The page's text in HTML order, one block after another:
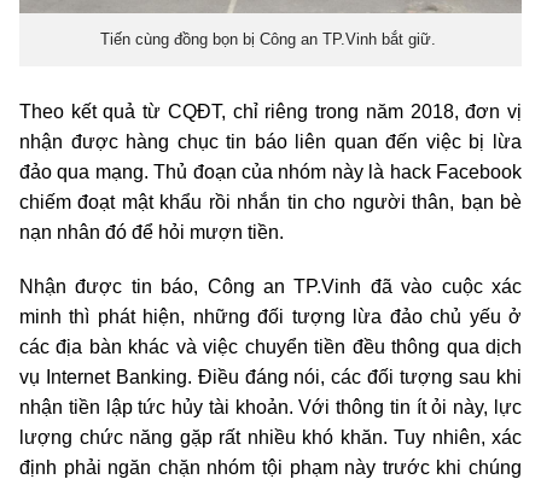
Tiến cùng đồng bọn bị Công an TP.Vinh bắt giữ.
Theo kết quả từ CQĐT, chỉ riêng trong năm 2018, đơn vị
nhận được hàng chục tin báo liên quan đến việc bị lừa
đảo qua mạng. Thủ đoạn của nhóm này là hack Facebook
chiếm đoạt mật khẩu rồi nhắn tin cho người thân, bạn bè
nạn nhân đó để hỏi mượn tiền.
Nhận được tin báo, Công an TP.Vinh đã vào cuộc xác
minh thì phát hiện, những đối tượng lừa đảo chủ yếu ở
các địa bàn khác và việc chuyển tiền đều thông qua dịch
vụ Internet Banking. Điều đáng nói, các đối tượng sau khi
nhận tiền lập tức hủy tài khoản. Với thông tin ít ỏi này, lực
lượng chức năng gặp rất nhiều khó khăn. Tuy nhiên, xác
định phải ngăn chặn nhóm tội phạm này trước khi chúng